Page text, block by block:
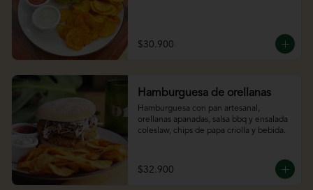
$30.900
Hamburguesa de orellanas
Hamburguesa con pan artesanal,
orellanas apanadas, salsa bbq y ensalada
coleslaw, chips de papa criolla y bebida.
$32.900